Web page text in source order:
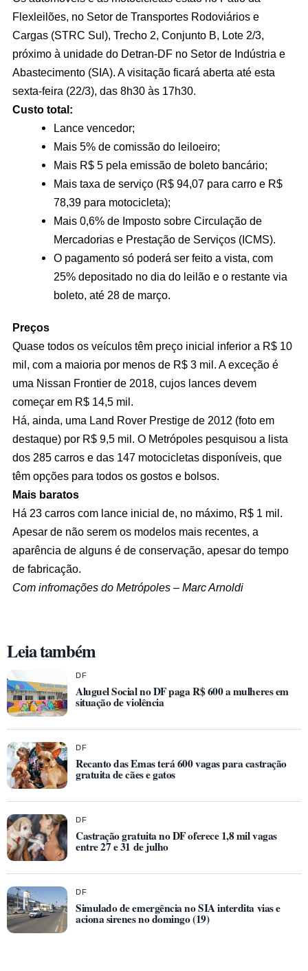
Flexleilões, no Setor de Transportes Rodoviários e
Cargas (STRC Sul), Trecho 2, Conjunto B, Lote 2/3,
próximo à unidade do Detran-DF no Setor de Indústria e
Abastecimento (SIA). A visitação ficará aberta até esta
sexta-feira (22/3), das 8h30 às 17h30.
Custo total:
Lance vencedor;
Mais 5% de comissão do leiloeiro;
Mais R$ 5 pela emissão de boleto bancário;
Mais taxa de serviço (R$ 94,07 para carro e R$
78,39 para motocicleta);
Mais 0,6% de Imposto sobre Circulação de
Mercadorias e Prestação de Serviços (ICMS).
O pagamento só poderá ser feito a vista, com
25% depositado no dia do leilão e o restante via
boleto, até 28 de março.
Preços
Quase todos os veículos têm preço inicial inferior a R$ 10
mil, com a maioria por menos de R$ 3 mil. A exceção é
uma Nissan Frontier de 2018, cujos lances devem
começar em R$ 14,5 mil.
Há, ainda, uma Land Rover Prestige de 2012 (foto em
destaque) por R$ 9,5 mil. O Metrópoles pesquisou a lista
dos 285 carros e das 147 motocicletas disponíveis, que
têm opções para todos os gostos e bolsos.
Mais baratos
Há 23 carros com lance inicial de, no máximo, R$ 1 mil.
Apesar de não serem os modelos mais recentes, a
aparência de alguns é de conservação, apesar do tempo
de fabricação.
Com infromações do Metrópoles – Marc Arnoldi
Leia também
DF
Aluguel Social no DF paga R$ 600 a mulheres em
situação de violência
DF
Recanto das Emas terá 600 vagas para castração
gratuita de cães e gatos
DF
Castração gratuita no DF oferece 1,8 mil vagas
entre 27 e 31 de julho
DF
Simulado de emergência no SIA interdita vias e
aciona sirenes no domingo (19)